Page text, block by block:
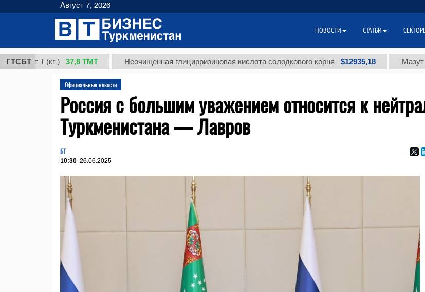
ГТСБТ
1 (кг.) 37,8 ТМТ Неочищенная глицирризиновая кислота солодкового корня $12935,18 Мазут
Официальные новости
Россия с большим уважением относится к
Туркменистана — Лавров
БТ
10:30 26.06.2025
Август 7, 2026
НОВОСТИ СТАТЬИ